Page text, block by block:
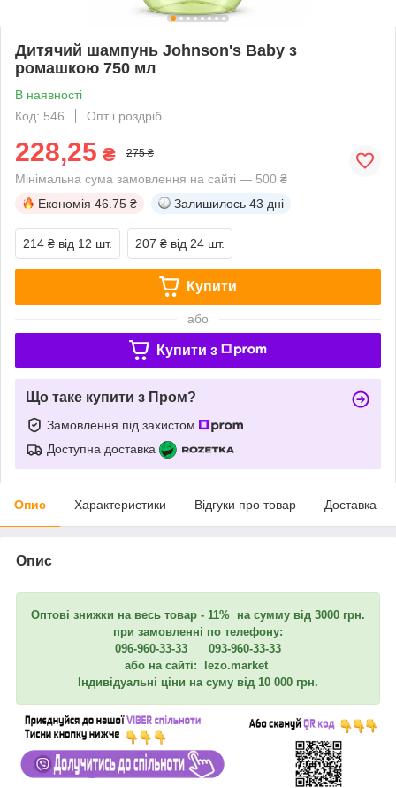
Дитячий шампунь Johnson's Baby з
ромашкою 750 мл
В наявності
Код: 546
Опт і роздріб
228,25 ₴ 275 ₴
Мінімальна сума замовлення на сайті — 500 ₴
Економія 46.75 ₴ Залишилось 43 дні
214 ₴ від 12 шт. 207 ₴ від 24 шт.
Купити
або
Купити з
Що таке купити з Пром?
Замовлення під захистом
Доступна доставка
Опис Характеристики Відгуки про товар Доставка
Опис
Оптові знижки на весь товар - 11% на сумму від 3000 грн.
при замовленні по телефону:
096-960-33-33 093-960-33-33
або на сайті: lezo.market
Індивідуальні ціни на суму від 10 000 грн.